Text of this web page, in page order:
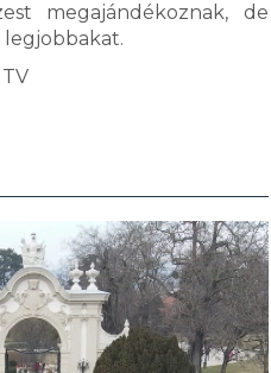
megajándékoznak, de
legjobbakat.